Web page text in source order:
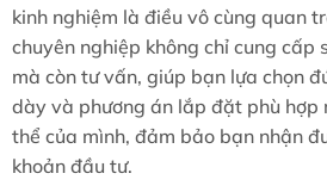
kinh nghiệm là điều vô cùng quan
chuyên nghiệp không chỉ cung cấp
mà còn tư vấn, giúp bạn lựa chọn
dày và phương án lắp đặt phù hợp
thể của mình, đảm bảo bạn nhận
khoản đầu tư.